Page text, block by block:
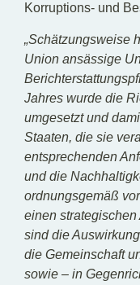
Korruptions- und
„Schätzungsweise
Union ansässige
Jahres wurde die
umgesetzt und
Staaten, die sie
entsprechenden
und die
ordnungsgemäß
einen
sind die
die Gemeinschaft
sowie – in